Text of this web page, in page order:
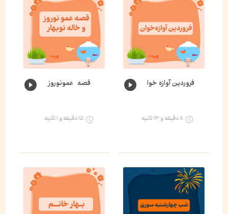
فروردین آوازه خوان🌸
۸ دقیقه و ۱۳ ثانیه
قصه عمونوروز و خاله نوبهار🌺
۱۵ دقیقه و ۱ ثانیه